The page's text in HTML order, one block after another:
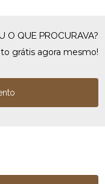
O QUE PROCURAVA?
grátis agora mesmo!